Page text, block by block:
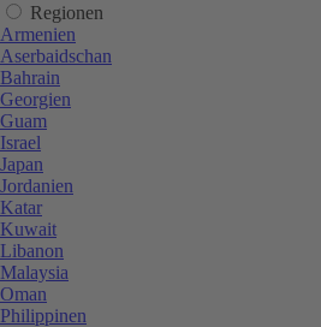
Regionen
Armenien
Aserbaidschan
Bahrain
Georgien
Guam
Israel
Japan
Jordanien
Katar
Kuwait
Libanon
Malaysia
Oman
Philippinen